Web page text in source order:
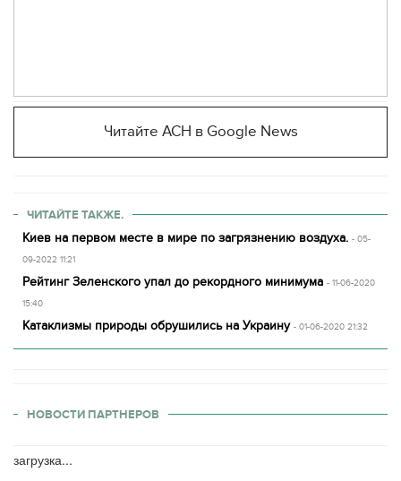
Читайте АСН в Google News
ЧИТАЙТЕ ТАКЖЕ.
Киев на первом месте в мире по загрязнению воздуха. - 05-
09-2022 11:21
Рейтинг Зеленского упал до рекордного минимума - 11-06-2020
15:40
Катаклизмы природы обрушились на Украину - 01-06-2020 21:32
НОВОСТИ ПАРТНЕРОВ
загрузка...